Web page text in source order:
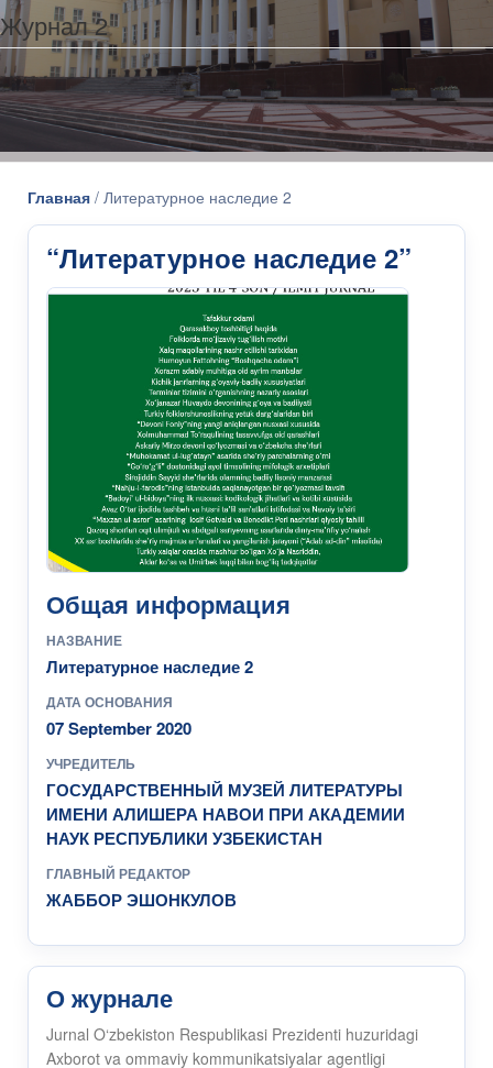
Журнал 2
Главная / Литературное наследие 2
“Литературное наследие 2”
Общая информация
НАЗВАНИЕ
Литературное наследие 2
ДАТА ОСНОВАНИЯ
07 September 2020
УЧРЕДИТЕЛЬ
ГОСУДАРСТВЕННЫЙ МУЗЕЙ ЛИТЕРАТУРЫ
ИМЕНИ АЛИШЕРА НАВОИ ПРИ АКАДЕМИИ
НАУК РЕСПУБЛИКИ УЗБЕКИСТАН
ГЛАВНЫЙ РЕДАКТОР
ЖАББОР ЭШОНКУЛОВ
О журнале
Jurnal O‘zbekiston Respublikasi Prezidenti huzuridagi
Axborot va ommaviy kommunikatsiyalar agentligi